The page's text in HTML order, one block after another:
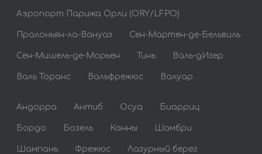
Аэропорт Парижа Орли (ORY/LFPO)
Пралоньян-ла-Вануаз Сен-Мартен-де-Бельвиль
Сен-Мишель-де-Морьен Тинь Валь-дИзер
Валь Торанс Вальфрежюс Валуар
Андорра Антиб Осуа Биарриц
Бордо Бозель Канны Шамбри
Шампань Фрежюс Лазурный берег